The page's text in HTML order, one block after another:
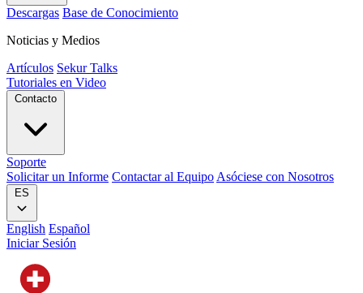
Descargas Base de Conocimiento
Noticias y Medios
Artículos Sekur Talks
Tutoriales en Video
Contacto
Soporte
Solicitar un Informe Contactar al Equipo Asóciese con Nosotros
ES
English Español
Iniciar Sesión